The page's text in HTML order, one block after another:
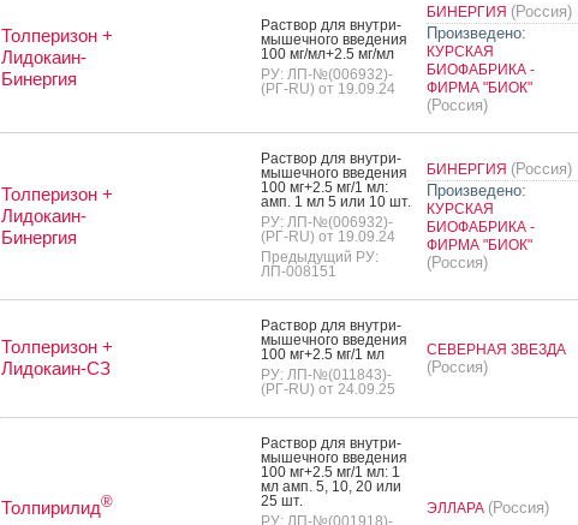
Толперизон +
Лидокаин-
Бинергия
Рас­твор для внут­ри­
мышеч­но­го вве­дения
100 мг/мл+2.5 мг/мл
РУ: ЛП-№(006932)-
(РГ-RU) от 19.09.24
БИНЕРГИЯ (Россия)
Произведено:
КУРСКАЯ
БИОФАБРИКА -
ФИРМА "БИОК"
(Россия)
Толперизон +
Лидокаин-
Бинергия
Рас­твор для внут­ри­
мышеч­но­го вве­дения
100 мг+2.5 мг/1 мл:
амп. 1 мл 5 или 10 шт.
РУ: ЛП-№(006932)-
(РГ-RU) от 19.09.24
Предыдущий РУ:
ЛП-008151
БИНЕРГИЯ (Россия)
Произведено:
КУРСКАЯ
БИОФАБРИКА -
ФИРМА "БИОК"
(Россия)
Толперизон +
Лидокаин-СЗ
Рас­твор для внут­ри­
мышеч­но­го вве­дения
100 мг+2.5 мг/1 мл
РУ: ЛП-№(011843)-
(РГ-RU) от 24.09.25
СЕВЕРНАЯ ЗВЕЗДА
(Россия)
Толпирилид®
Рас­твор для внут­ри­
мышеч­но­го вве­дения
100 мг+2.5 мг/1 мл: 1
мл амп. 5, 10, 20 или
25 шт.
РУ: ЛП-№(001918)-
ЭЛЛАРА (Россия)